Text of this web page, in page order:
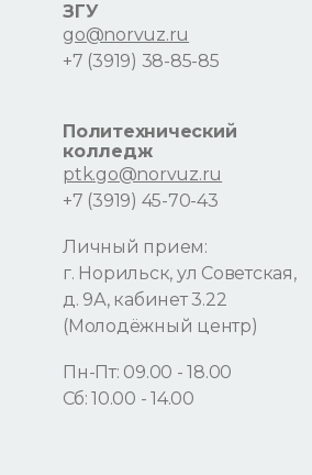
ЗГУ
go@norvuz.ru
+7 (3919) 38-85-85
Политехнический
колледж
ptk.go@norvuz.ru
+7 (3919) 45-70-43
Личный прием:
г. Норильск, ул Советская,
д. 9А, кабинет 3.22
(Молодёжный центр)
Пн-Пт: 09.00 - 18.00
Сб: 10.00 - 14.00